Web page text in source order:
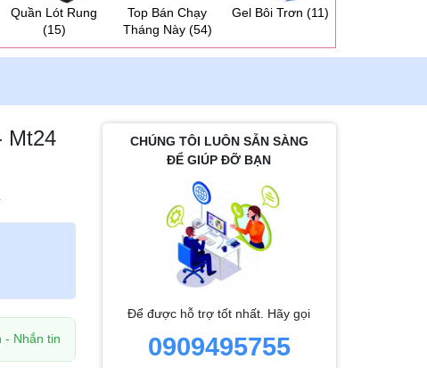
Quần Lót Rung
(15)
Top Bán Chạy
Tháng Này (54)
Gel Bôi Trơn (11)
Mt24
- Nhắn tin
CHÚNG TÔI LUÔN SẴN SÀNG
ĐỂ GIÚP ĐỠ BẠN
Để được hỗ trợ tốt nhất. Hãy gọi
0909495755